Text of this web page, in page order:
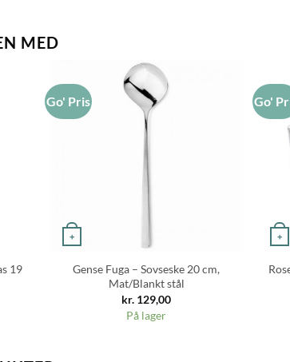
MED
19
Go' Pris
+
Gense Fuga – Sovseske 20 cm,
Mat/Blankt stål
kr. 129,00
På lager
Go'
+